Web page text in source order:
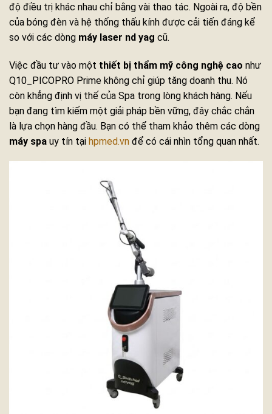
độ điều trị khác nhau chỉ bằng vài thao tác. Ngoài ra, độ bền
của bóng đèn và hệ thống thấu kính được cải tiến đáng kể
so với các dòng máy laser nd yag cũ.
Việc đầu tư vào một thiết bị thẩm mỹ công nghệ cao như
Q10_PICOPRO Prime không chỉ giúp tăng doanh thu. Nó
còn khẳng định vị thế của Spa trong lòng khách hàng. Nếu
bạn đang tìm kiếm một giải pháp bền vững, đây chắc chắn
là lựa chọn hàng đầu. Bạn có thể tham khảo thêm các dòng
máy spa uy tín tại hpmed.vn để có cái nhìn tổng quan nhất.